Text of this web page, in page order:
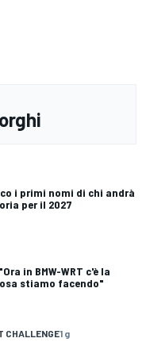
i primi nomi di chi andrà
per il 2027
in BMW-WRT c'è la
stiamo facendo"
CHALLENGE1 g